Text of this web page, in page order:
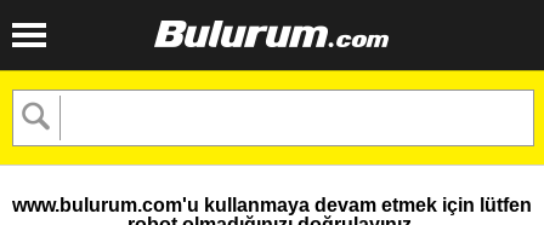
www.bulurum.com'u kullanmaya devam etmek için lütfen